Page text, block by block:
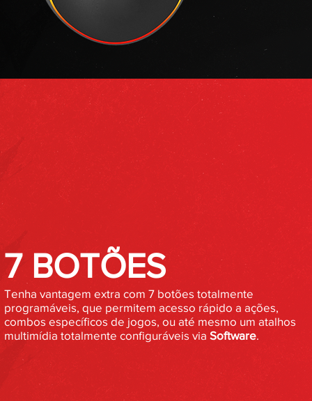
7 BOTÕES
Tenha vantagem extra com 7 botões totalmente
programáveis, que permitem acesso rápido a ações,
combos específicos de jogos, ou até mesmo um atalhos
multimídia totalmente configuráveis via Software.